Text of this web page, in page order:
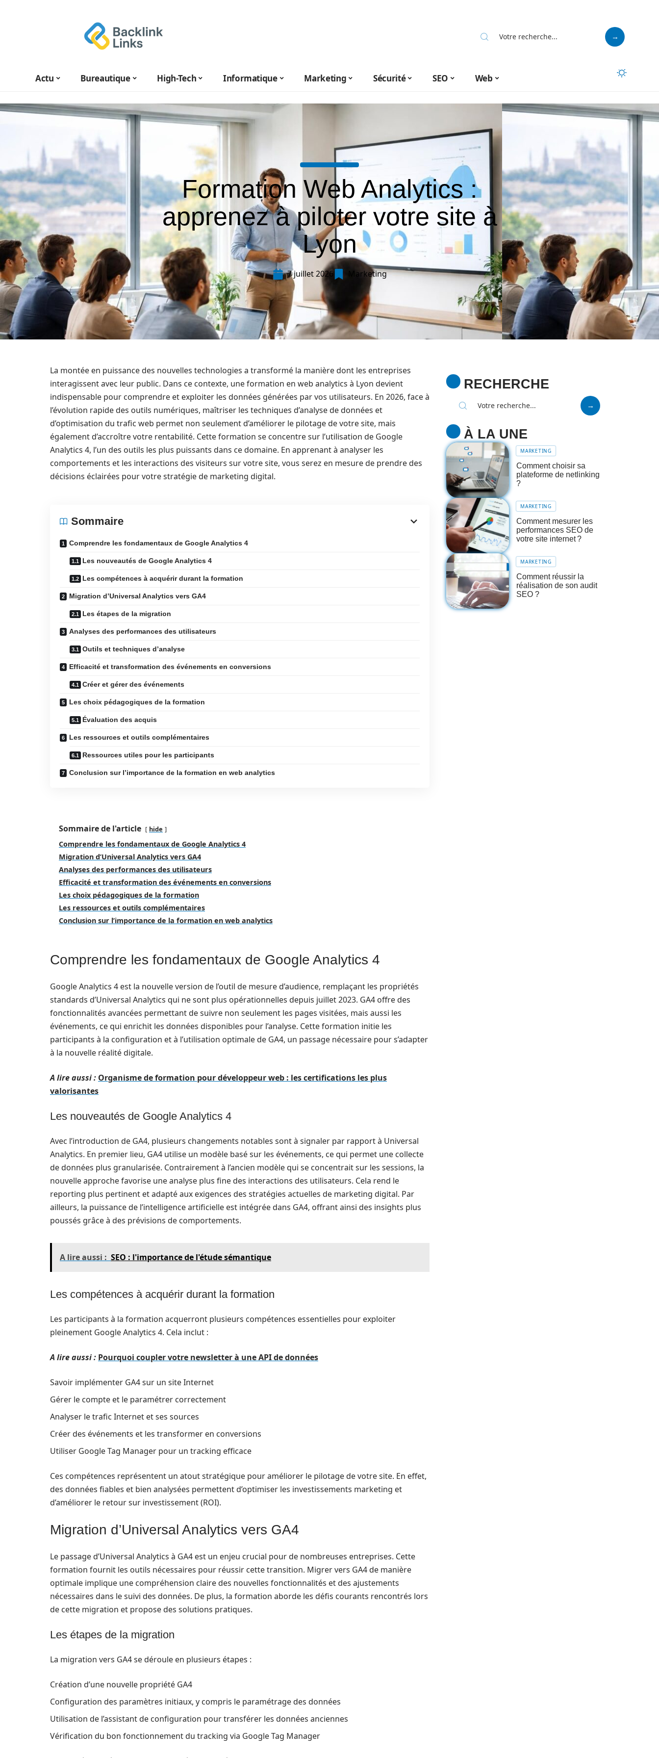
Actu Bureautique High-Tech Informatique Marketing Sécurité SEO Web
Formation Web Analytics :
apprenez à piloter votre site à
Lyon
7 juillet 2026 Marketing
La montée en puissance des nouvelles technologies a transformé la manière dont les entreprises
interagissent avec leur public. Dans ce contexte, une formation en web analytics à Lyon devient
indispensable pour comprendre et exploiter les données générées par vos utilisateurs. En 2026, face à
l’évolution rapide des outils numériques, maîtriser les techniques d’analyse de données et
d’optimisation du trafic web permet non seulement d’améliorer le pilotage de votre site, mais
également d’accroître votre rentabilité. Cette formation se concentre sur l’utilisation de Google
Analytics 4, l’un des outils les plus puissants dans ce domaine. En apprenant à analyser les
comportements et les interactions des visiteurs sur votre site, vous serez en mesure de prendre des
décisions éclairées pour votre stratégie de marketing digital.
Sommaire
Comprendre les fondamentaux de Google Analytics 4
Les nouveautés de Google Analytics 4
Les compétences à acquérir durant la formation
Migration d’Universal Analytics vers GA4
Les étapes de la migration
Analyses des performances des utilisateurs
Outils et techniques d’analyse
Efficacité et transformation des événements en conversions
Créer et gérer des événements
Les choix pédagogiques de la formation
Évaluation des acquis
Les ressources et outils complémentaires
Ressources utiles pour les participants
Conclusion sur l’importance de la formation en web analytics
Sommaire de l'article hide
Comprendre les fondamentaux de Google Analytics 4
Migration d’Universal Analytics vers GA4
Analyses des performances des utilisateurs
Efficacité et transformation des événements en conversions
Les choix pédagogiques de la formation
Les ressources et outils complémentaires
Conclusion sur l’importance de la formation en web analytics
Comprendre les fondamentaux de Google Analytics 4
Google Analytics 4 est la nouvelle version de l’outil de mesure d’audience, remplaçant les propriétés
standards d’Universal Analytics qui ne sont plus opérationnelles depuis juillet 2023. GA4 offre des
fonctionnalités avancées permettant de suivre non seulement les pages visitées, mais aussi les
événements, ce qui enrichit les données disponibles pour l’analyse. Cette formation initie les
participants à la configuration et à l’utilisation optimale de GA4, un passage nécessaire pour s’adapter
à la nouvelle réalité digitale.
A lire aussi : Organisme de formation pour développeur web : les certifications les plus
valorisantes
Les nouveautés de Google Analytics 4
Avec l’introduction de GA4, plusieurs changements notables sont à signaler par rapport à Universal
Analytics. En premier lieu, GA4 utilise un modèle basé sur les événements, ce qui permet une collecte
de données plus granularisée. Contrairement à l’ancien modèle qui se concentrait sur les sessions, la
nouvelle approche favorise une analyse plus fine des interactions des utilisateurs. Cela rend le
reporting plus pertinent et adapté aux exigences des stratégies actuelles de marketing digital. Par
ailleurs, la puissance de l’intelligence artificielle est intégrée dans GA4, offrant ainsi des insights plus
poussés grâce à des prévisions de comportements.
A lire aussi : SEO : l'importance de l'étude sémantique
Les compétences à acquérir durant la formation
Les participants à la formation acquerront plusieurs compétences essentielles pour exploiter
pleinement Google Analytics 4. Cela inclut :
A lire aussi : Pourquoi coupler votre newsletter à une API de données
Savoir implémenter GA4 sur un site Internet
Gérer le compte et le paramétrer correctement
Analyser le trafic Internet et ses sources
Créer des événements et les transformer en conversions
Utiliser Google Tag Manager pour un tracking efficace
Ces compétences représentent un atout stratégique pour améliorer le pilotage de votre site. En effet,
des données fiables et bien analysées permettent d’optimiser les investissements marketing et
d’améliorer le retour sur investissement (ROI).
Migration d’Universal Analytics vers GA4
Le passage d’Universal Analytics à GA4 est un enjeu crucial pour de nombreuses entreprises. Cette
formation fournit les outils nécessaires pour réussir cette transition. Migrer vers GA4 de manière
optimale implique une compréhension claire des nouvelles fonctionnalités et des ajustements
nécessaires dans le suivi des données. De plus, la formation aborde les défis courants rencontrés lors
de cette migration et propose des solutions pratiques.
Les étapes de la migration
La migration vers GA4 se déroule en plusieurs étapes :
Création d’une nouvelle propriété GA4
Configuration des paramètres initiaux, y compris le paramétrage des données
Utilisation de l’assistant de configuration pour transférer les données anciennes
Vérification du bon fonctionnement du tracking via Google Tag Manager
RECHERCHE
À LA UNE
MARKETING
Comment choisir sa
plateforme de netlinking
?
MARKETING
Comment mesurer les
performances SEO de
votre site internet ?
MARKETING
Comment réussir la
réalisation de son audit
SEO ?